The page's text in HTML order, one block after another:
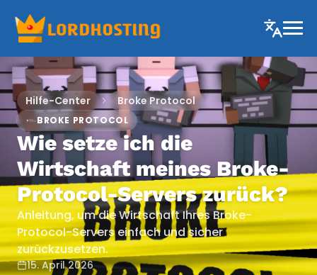
Hilfe-Center Broke Protocol
BROKE PROTOCOL
Wie setze ich die
Wirtschaft meines Broke-
Protocol-Servers zurück?
Anleitung, um die Wirtschaft Ihres Broke-
Protocol-Servers einfach und sicher
zurückzusetzen.
15. April 2026